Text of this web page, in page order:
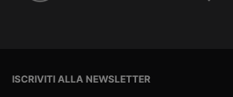
ISCRIVITI ALLA NEWSLETTER